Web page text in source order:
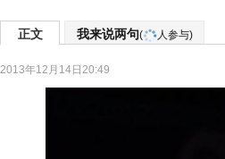
正文 我来说两句( 人参与)
2013年12月14日20:49